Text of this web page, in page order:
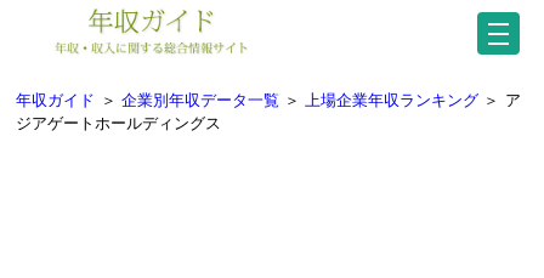
年収ガイド ＞ 企業別年収データ一覧 ＞ 上場企業年収ランキング ＞ ア
ジアゲートホールディングス